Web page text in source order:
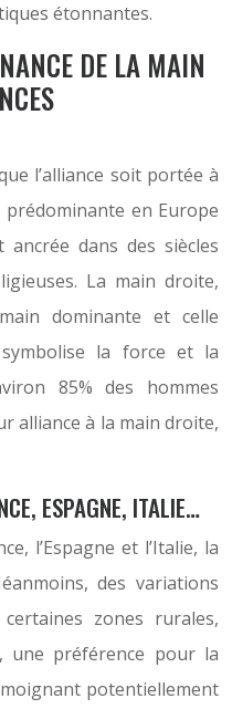
étonnantes.
DE LA MAIN
l’alliance soit portée à
en Europe
dans des siècles
La main droite,
dominante et celle
la force et la
85% des hommes
alliance à la main droite,
ESPAGNE, ITALIE…
l’Espagne et l’Italie, la
des variations
zones rurales,
une préférence pour la
potentiellement